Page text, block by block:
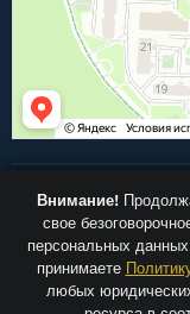
Внимание!
свое
персональных
принимаете
любых